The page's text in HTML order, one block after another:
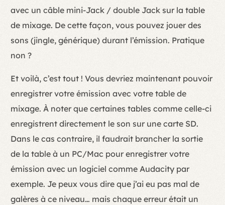
avec un câble mini-Jack / double Jack sur la table
de mixage. De cette façon, vous pouvez jouer des
sons (jingle, générique) durant l’émission. Pratique
non ?
Et voilà, c’est tout ! Vous devriez maintenant pouvoir
enregistrer votre émission avec votre table de
mixage. À noter que certaines tables comme celle-ci
enregistrent directement le son sur une carte SD.
Dans le cas contraire, il faudrait brancher la sortie
de la table à un PC/Mac pour enregistrer votre
émission avec un logiciel comme Audacity par
exemple. Je peux vous dire que j’ai eu pas mal de
galères à ce niveau… mais chaque erreur était un